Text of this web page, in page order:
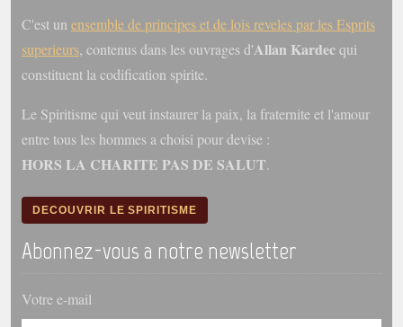
Enregistrements
Diaporamas
Powerpoints
Cours dispensés au Centre
Posez-nous des questions
Consultez les réponses
C'est un ensemble de principes et de lois reveles par les Esprits
superieurs, contenus dans les ouvrages d'Allan Kardecqui
constituent la codification spirite.
Le Spiritisme qui veut instaurer la paix, la fraternite et l'amour
entre tous les hommes a choisi pour devise :
HORS LA CHARITE PAS DE SALUT.
DECOUVRIR LE SPIRITISME
Abonnez-vous a notre newsletter
Votre e-mail